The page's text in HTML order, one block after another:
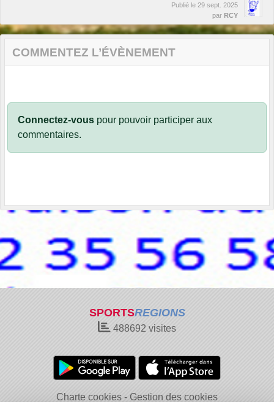
Publié le 29 sept. 2025
par RCY
COMMENTEZ L’ÉVÈNEMENT
Connectez-vous pour pouvoir participer aux
commentaires.
SPORTSREGIONS
488692 visites
Charte cookies Gestion des cookies